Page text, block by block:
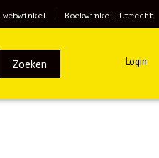
Boekwinkel Utrecht
Zoeken Login